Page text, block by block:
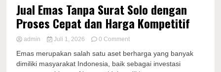
Jual Emas Tanpa Surat Solo dengan
Proses Cepat dan Harga Kompetitif
admin Juli 1, 2026 0 Commenton
Emas
Tanpa
Emas merupakan salah satu aset berharga yang banyak
dimiliki masyarakat Indonesia, baik sebagai investasi